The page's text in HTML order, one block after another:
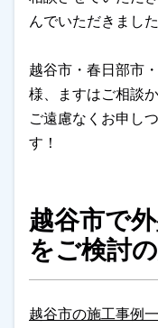
んでいただきました
越谷市・春日部市
様、ますはご相談
ご遠慮なくお申し
す！
越谷市で
をご検討
越谷市の施工事例